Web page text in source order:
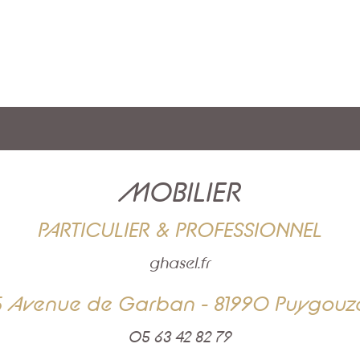
MOBILIER
PARTICULIER & PROFESSIONNEL
ghasel.fr
Avenue de Garban - 81990
05 63 42 82 79